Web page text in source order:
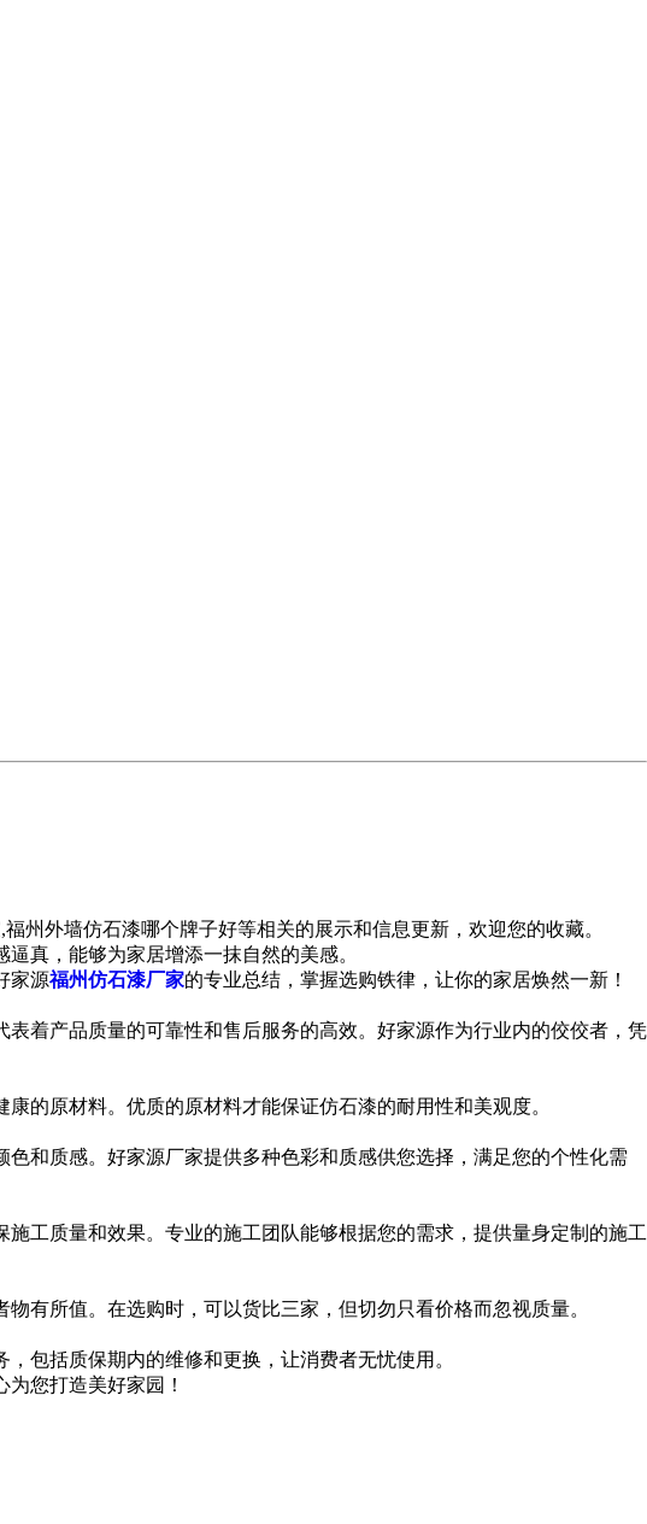
州外墙仿石漆哪个牌子好等相关的展示和信息更新，欢迎您的收藏。
真，能够为家居增添一抹自然的美感。
家源福州仿石漆厂家的专业总结，掌握选购铁律，让你的家居焕然一新！
着产品质量的可靠性和售后服务的高效。好家源作为行业内的佼佼者，凭
原材料。优质的原材料才能保证仿石漆的耐用性和美观度。
和质感。好家源厂家提供多种色彩和质感供您选择，满足您的个性化需
质量和效果。专业的施工团队能够根据您的需求，提供量身定制的施工
所值。在选购时，可以货比三家，但切勿只看价格而忽视质量。
包括质保期内的维修和更换，让消费者无忧使用。
您打造美好家园！